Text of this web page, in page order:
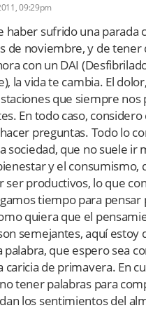
con Clascal
09:29pm
haber sufrido una parada
de noviembre, y de tener
con un DAI
la vida te cambia. El
que siempre nos
En todo caso,
preguntas. Todo lo
sociedad, que no suele ir
y el consumismo,
ser productivos, lo que
tiempo para pensar
quiera que el
semejantes, aquí estoy
palabra, que espero sea
caricia de primavera. En
tener palabras para
los sentimientos del